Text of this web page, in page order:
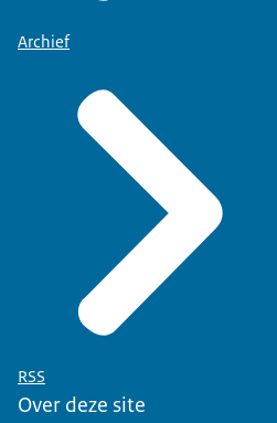
Archief
RSS
Over deze site